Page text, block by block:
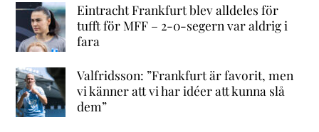
Eintracht Frankfurt blev alldeles för
tufft för MFF – 2-0-segern var aldrig i
fara
Valfridsson: ”Frankfurt är favorit, men
vi känner att vi har idéer att kunna slå
dem”